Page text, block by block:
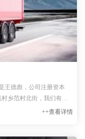
王德彪，公司注册资本
乡范村北街，我们有优
供优秀的产品、良好的技
++查看详情